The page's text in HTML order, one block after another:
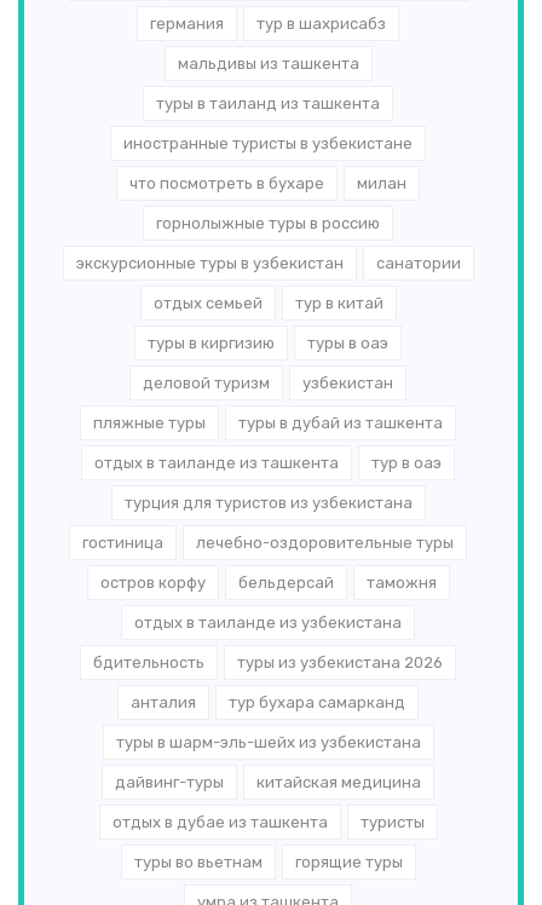
германия тур в шахрисабз
мальдивы из ташкента
туры в таиланд из ташкента
иностранные туристы в узбекистане
что посмотреть в бухаре милан
горнолыжные туры в россию
экскурсионные туры в узбекистан санатории
отдых семьей тур в китай
туры в киргизию туры в оаэ
деловой туризм узбекистан
пляжные туры туры в дубай из ташкента
отдых в таиланде из ташкента тур в оаэ
турция для туристов из узбекистана
гостиница лечебно-оздоровительные туры
остров корфу бельдерсай таможня
отдых в таиланде из узбекистана
бдительность туры из узбекистана 2026
анталия тур бухара самарканд
туры в шарм-эль-шейх из узбекистана
дайвинг-туры китайская медицина
отдых в дубае из ташкента туристы
туры во вьетнам горящие туры